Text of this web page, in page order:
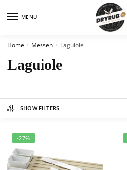
MENU
Home / Messen / Laguiole
Laguiole
SHOW FILTERS
-27%